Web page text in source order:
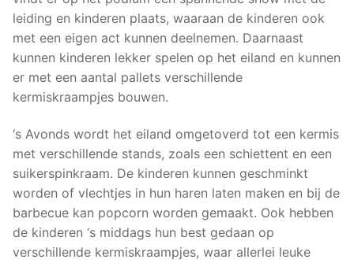
leiding en kinderen plaats, waaraan de kinderen ook
met een eigen act kunnen deelnemen. Daarnaast
kunnen kinderen lekker spelen op het eiland en kunnen
er met een aantal pallets verschillende
kermiskraampjes bouwen.
‘s Avonds wordt het eiland omgetoverd tot een kermis
met verschillende stands, zoals een schiettent en een
suikerspinkraam. De kinderen kunnen geschminkt
worden of vlechtjes in hun haren laten maken en bij de
barbecue kan popcorn worden gemaakt. Ook hebben
de kinderen ‘s middags hun best gedaan op
verschillende kermiskraampjes, waar allerlei leuke